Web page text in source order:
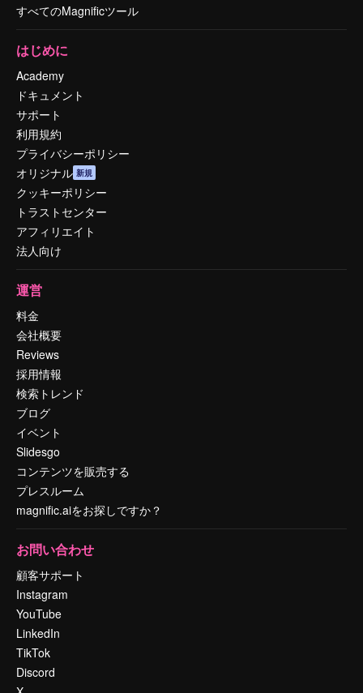
すべてのMagnificツール
はじめに
Academy
ドキュメント
サポート
利用規約
プライバシーポリシー
オリジナル 新規
クッキーポリシー
トラストセンター
アフィリエイト
法人向け
運営
料金
会社概要
Reviews
採用情報
検索トレンド
ブログ
イベント
Slidesgo
コンテンツを販売する
プレスルーム
magnific.aiをお探しですか？
お問い合わせ
顧客サポート
Instagram
YouTube
LinkedIn
TikTok
Discord